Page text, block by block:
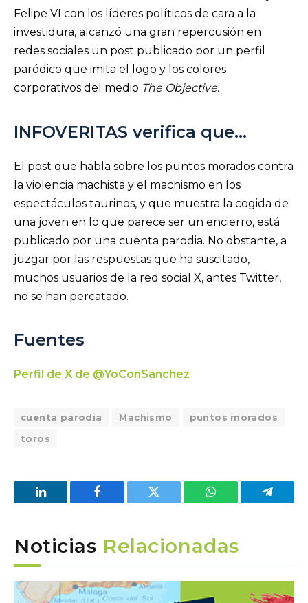
Felipe VI con los líderes políticos de cara a la
investidura, alcanzó una gran repercusión en
redes sociales un post publicado por un perfil
paródico que imita el logo y los colores
corporativos del medio The Objective.
INFOVERITAS verifica que…
El post que habla sobre los puntos morados contra
la violencia machista y el machismo en los
espectáculos taurinos, y que muestra la cogida de
una joven en lo que parece ser un encierro, está
publicado por una cuenta parodia. No obstante, a
juzgar por las respuestas que ha suscitado,
muchos usuarios de la red social X, antes Twitter,
no se han percatado.
Fuentes
Perfil de X de @YoConSanchez
cuenta parodia Machismo
puntos morados
toros
LinkedIn Facebook Twitter WhatsApp
Noticias Relacionadas